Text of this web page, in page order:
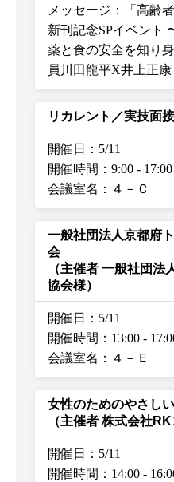
メッセージ：「高齢
新刊記念SPイベント
薬と食の安全を知り
員川田龍平X井上正康
リカレント／実技
開催日：5/11
開催時間：9:00 - 17:00
会議室名：４－Ｃ
一般社団法人京都府
会
（主催者 一般社団法
協会様）
開催日：5/11
開催時間：13:00 -
会議室名：４－Ｅ
女性のためのやさし
（主催者 株式会社
開催日：5/11
開催時間：14:00 -